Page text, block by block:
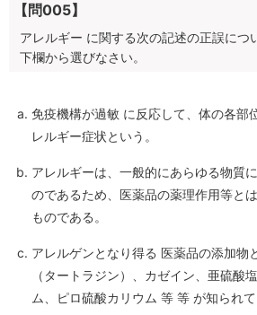
【問005】
アレルギー に関する次の記述の正誤につ
下欄から選びなさい。
免疫機構が過敏 に反応して、体の各部
レルギー症状という。
アレルギーは、一般的にあらゆる物質
のであるため、医薬品の薬理作用等と
ものである。
アレルゲンとなり得る 医薬品の添加物
（タートラジン）、カゼイン、亜硫酸
ム、ピロ硫酸カリウム 等 等 が知られて